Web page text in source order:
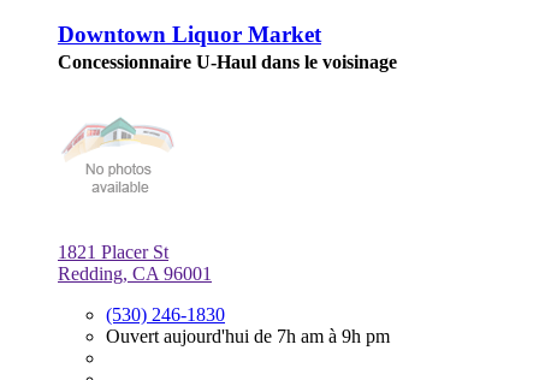
Downtown Liquor Market
Concessionnaire U-Haul dans le voisinage
1821 Placer St
Redding, CA 96001
(530) 246-1830
Ouvert aujourd'hui de 7h am à 9h pm